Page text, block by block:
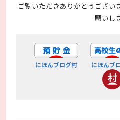
ご覧いただきありがとうござい
願いし
にほんブログ村 にほんブ